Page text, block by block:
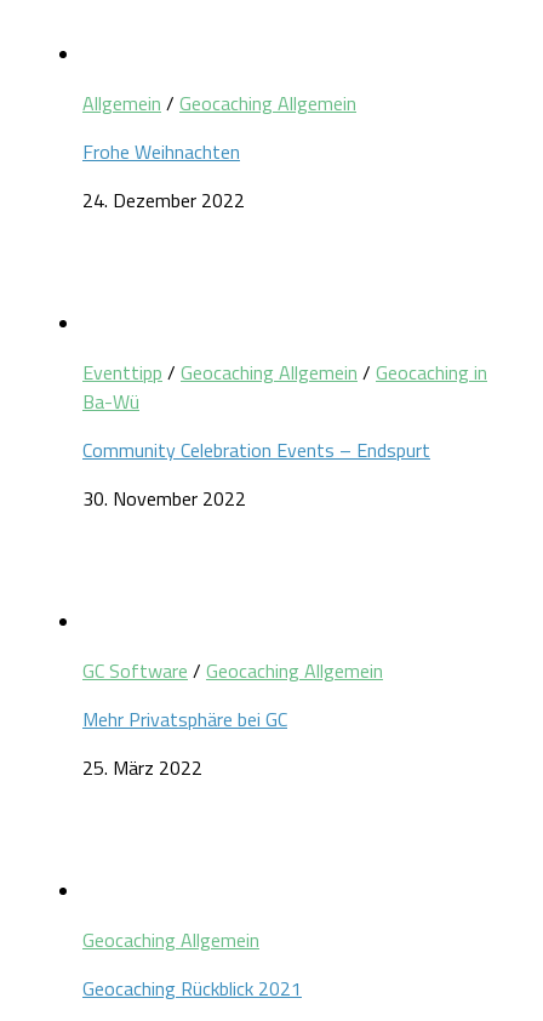
Allgemein / Geocaching Allgemein
Frohe Weihnachten
24. Dezember 2022
Eventtipp / Geocaching Allgemein / Geocaching in
Ba-Wü
Community Celebration Events – Endspurt
30. November 2022
GC Software / Geocaching Allgemein
Mehr Privatsphäre bei GC
25. März 2022
Geocaching Allgemein
Geocaching Rückblick 2021